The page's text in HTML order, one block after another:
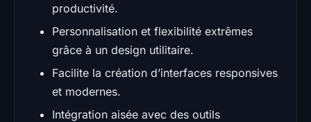
productivité.
Personnalisation et flexibilité extrêmes
grâce à un design utilitaire.
Facilite la création d’interfaces responsives
et modernes.
Intégration aisée avec des outils